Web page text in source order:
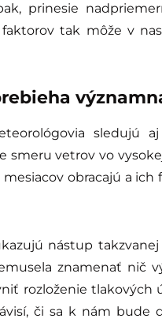
prinesie
tak môže v
sledujú
smeru vetrov vo
obracajú a
nástup
znamenať nič
rozloženie tlakových
či sa k nám bude